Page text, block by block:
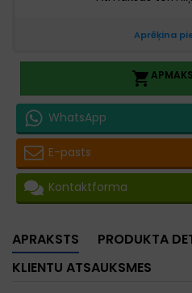

WhatsApp
E-pasts
Kontaktforma
APRAKSTS
PRODUKTA
KLIENTU ATSAUKSMES